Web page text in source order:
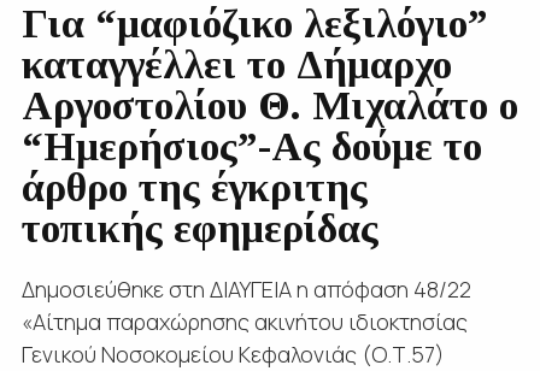
Για “μαφιόζικο λεξιλόγιο”
καταγγέλλει το Δήμαρχο
Αργοστολίου Θ. Μιχαλάτο ο
“Ημερήσιος”-Ας δούμε το
άρθρο της έγκριτης
τοπικής εφημερίδας
Δημοσιεύθηκε στη ΔΙΑΥΓΕΙΑ η απόφαση 48/22
«Αίτημα παραχώρησης ακινήτου ιδιοκτησίας
Γενικού Νοσοκομείου Κεφαλονιάς (Ο.Τ.57)